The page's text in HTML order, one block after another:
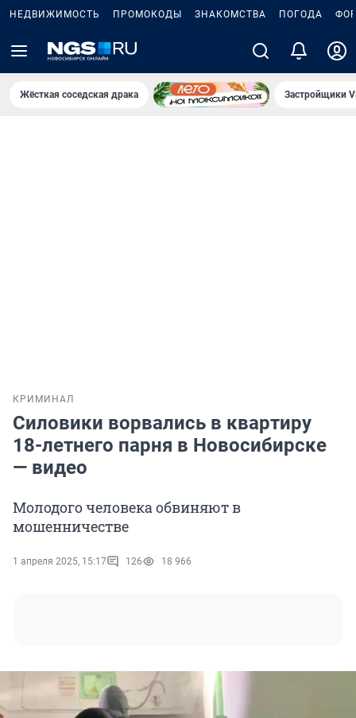
НЕДВИЖИМОСТЬ ПРОМОКОДЫ ЗНАКОМСТВА ПОГОДА
Жёсткая соседская драка Застройщики
КРИМИНАЛ
Силовики ворвались в квартиру
18-летнего парня в Новосибирске
— видео
Молодого человека обвиняют в
мошенничестве
1 апреля 2025, 15:17 126 18 966